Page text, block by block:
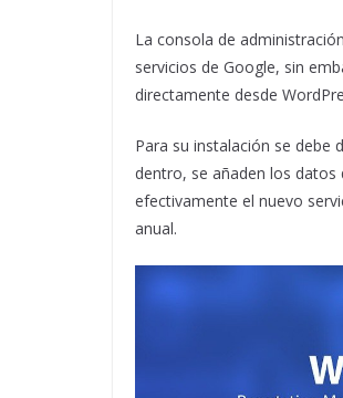
La consola de
servicios de Google, sin
directamente desde
Para su instalación se debe
dentro, se añaden los
efectivamente el nuevo
anual.